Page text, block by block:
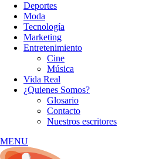
Deportes
Moda
Tecnología
Marketing
Entretenimiento
Cine
Música
Vida Real
¿Quienes Somos?
Glosario
Contacto
Nuestros escritores
MENU